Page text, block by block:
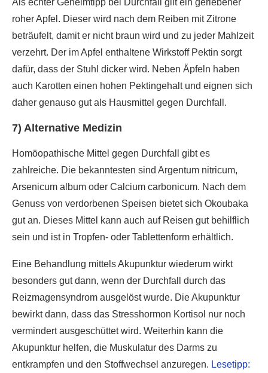
Als echter Geheimtipp bei Durchfall gilt ein geriebener
roher Apfel. Dieser wird nach dem Reiben mit Zitrone
beträufelt, damit er nicht braun wird und zu jeder Mahlzeit
verzehrt. Der im Apfel enthaltene Wirkstoff Pektin sorgt
dafür, dass der Stuhl dicker wird. Neben Äpfeln haben
auch Karotten einen hohen Pektingehalt und eignen sich
daher genauso gut als Hausmittel gegen Durchfall.
7) Alternative Medizin
Homöopathische Mittel gegen Durchfall gibt es
zahlreiche. Die bekanntesten sind Argentum nitricum,
Arsenicum album oder Calcium carbonicum. Nach dem
Genuss von verdorbenen Speisen bietet sich Okoubaka
gut an. Dieses Mittel kann auch auf Reisen gut behilflich
sein und ist in Tropfen- oder Tablettenform erhältlich.
Eine Behandlung mittels Akupunktur wiederum wirkt
besonders gut dann, wenn der Durchfall durch das
Reizmagensyndrom ausgelöst wurde. Die Akupunktur
bewirkt dann, dass das Stresshormon Kortisol nur noch
vermindert ausgeschüttet wird. Weiterhin kann die
Akupunktur helfen, die Muskulatur des Darms zu
entkrampfen und den Stoffwechsel anzuregen. Lesetipp: